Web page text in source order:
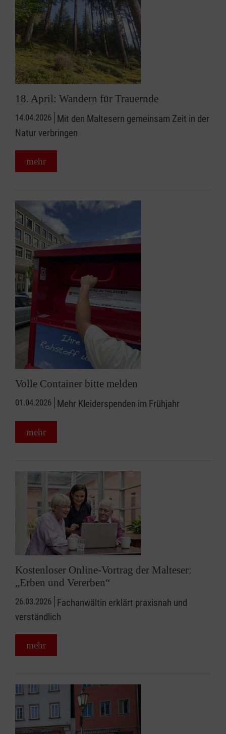
18. April: Wandern für Trauernde
14.04.2026 Mit den Maltesern gemeinsam Zeit in der
Natur verbringen
mehr
Volle Container bitte melden
01.04.2026 Mehr Kleiderspenden im Frühjahr
mehr
Kostenloser Online-Vortrag der Malteser:
„Erben und Vererben“
26.03.2026 Fachanwältin erklärt praxisnah und
verständlich
mehr